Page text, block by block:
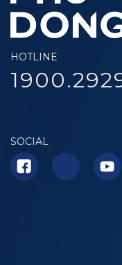
HOTLINE
SOCIAL